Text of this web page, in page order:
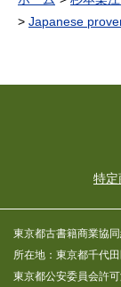
Japanese
特定
東京都古書籍商業協
所在地：東京都千代
東京都公安委員会許